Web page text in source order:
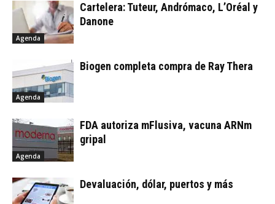
Agenda
Cartelera: Tuteur, Andrómaco, L’Oréal y
Danone
Agenda
Biogen completa compra de Ray Thera
Agenda
FDA autoriza mFlusiva, vacuna ARNm
gripal
Devaluación, dólar, puertos y más